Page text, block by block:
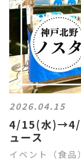
2026.04.15
4/15(水)→4/
ュース
イベント（食品）